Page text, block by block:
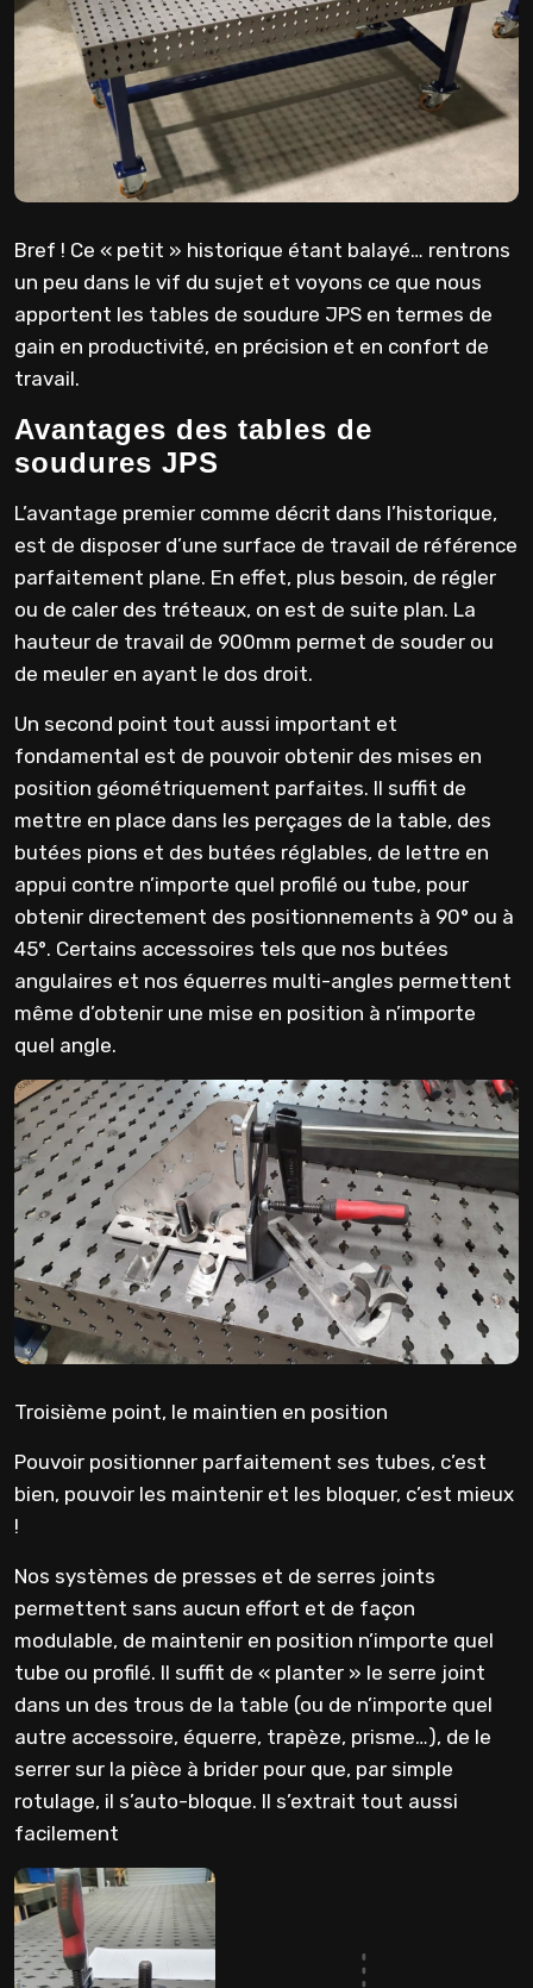
Bref ! Ce « petit » historique étant balayé… rentrons
un peu dans le vif du sujet et voyons ce que nous
apportent les tables de soudure JPS en termes de
gain en productivité, en précision et en confort de
travail.
Avantages des tables de
soudures JPS
L’avantage premier comme décrit dans l’historique,
est de disposer d’une surface de travail de référence
parfaitement plane. En effet, plus besoin, de régler
ou de caler des tréteaux, on est de suite plan. La
hauteur de travail de 900mm permet de souder ou
de meuler en ayant le dos droit.
Un second point tout aussi important et
fondamental est de pouvoir obtenir des mises en
position géométriquement parfaites. Il suffit de
mettre en place dans les perçages de la table, des
butées pions et des butées réglables, de lettre en
appui contre n’importe quel profilé ou tube, pour
obtenir directement des positionnements à 90° ou à
45°. Certains accessoires tels que nos butées
angulaires et nos équerres multi-angles permettent
même d’obtenir une mise en position à n’importe
quel angle.
Troisième point, le maintien en position
Pouvoir positionner parfaitement ses tubes, c’est
bien, pouvoir les maintenir et les bloquer, c’est mieux
!
Nos systèmes de presses et de serres joints
permettent sans aucun effort et de façon
modulable, de maintenir en position n’importe quel
tube ou profilé. Il suffit de « planter » le serre joint
dans un des trous de la table (ou de n’importe quel
autre accessoire, équerre, trapèze, prisme…), de le
serrer sur la pièce à brider pour que, par simple
rotulage, il s’auto-bloque. Il s’extrait tout aussi
facilement